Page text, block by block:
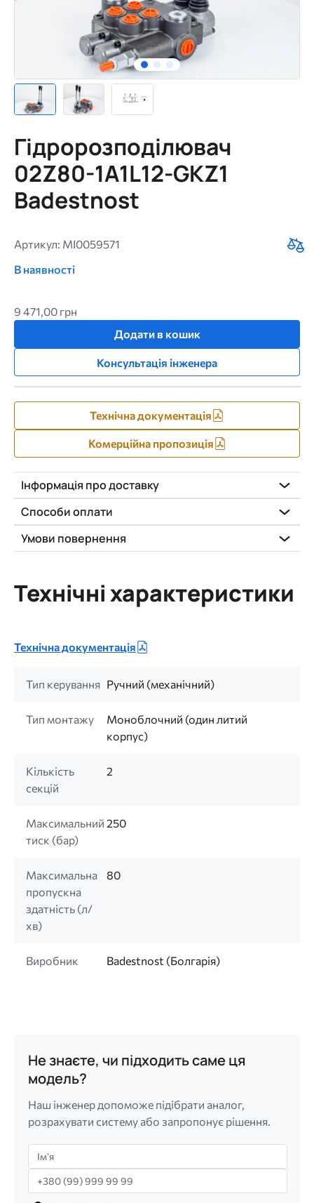
Гідророзподілювач
02Z80-1A1L12-GKZ1
Badestnost
Артикул: MI0059571
В наявності
9 471,00 грн
Додати в кошик
Консультація інженера
Технічна документація
Комерційна пропозиція
Інформація про доставку
Способи оплати
Умови повернення
Технічні характеристики
Технічна документація
Тип керування Ручний (механічний)
Тип монтажу
Моноблочний (один литий
корпус)
Кількість
секцій
2
Максимальний
тиск (бар)
250
Максимальна
пропускна
здатність (л/
хв)
80
Виробник Badestnost (Болгарія)
Не знаєте, чи підходить саме ця
модель?
Наш інженер допоможе підібрати аналог,
розрахувати систему або запропонує рішення.
Імʼя
Телефон